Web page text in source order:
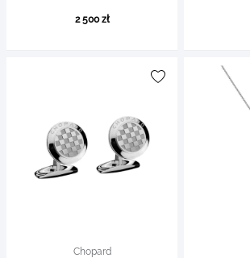
2 500 zł
Chopard